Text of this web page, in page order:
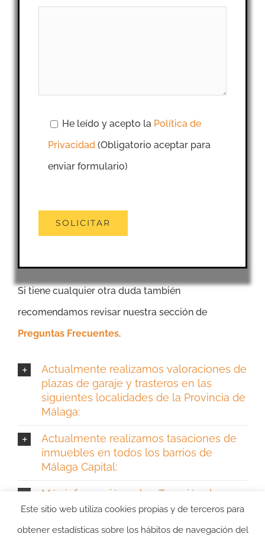
He leído y acepto la Política de
Privacidad (Obligatorio aceptar para
enviar formulario)
Si tiene cualquier otra duda también
recomendamos revisar nuestra sección de
Preguntas Frecuentes.
Actualmente realizamos valoraciones de
plazas de garaje y trasteros en las
siguientes localidades de la Provincia de
Málaga:
Actualmente realizamos tasaciones de
inmuebles en todos los barrios de
Málaga Capital:
Más información sobre Tasación de
Garaje en Málaga y Trastero
Este sitio web utiliza cookies propias y de terceros para
obtener estadísticas sobre los hábitos de navegación del